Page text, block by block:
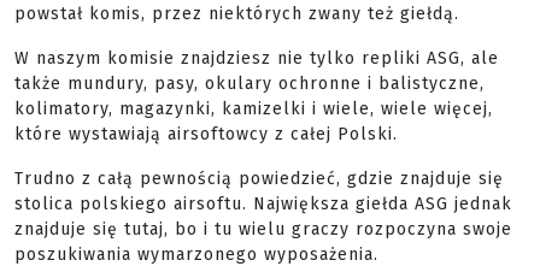
powstał komis, przez niektórych zwany też giełdą.
W naszym komisie znajdziesz nie tylko repliki ASG, ale
także mundury, pasy, okulary ochronne i balistyczne,
kolimatory, magazynki, kamizelki i wiele, wiele więcej,
które wystawiają airsoftowcy z całej Polski.
Trudno z całą pewnością powiedzieć, gdzie znajduje się
stolica polskiego airsoftu. Największa giełda ASG jednak
znajduje się tutaj, bo i tu wielu graczy rozpoczyna swoje
poszukiwania wymarzonego wyposażenia.